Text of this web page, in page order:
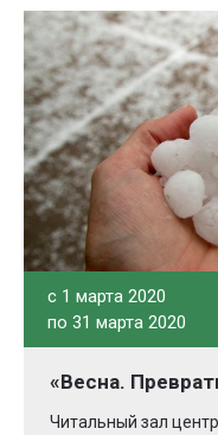
c 1 марта 2020
по 31 марта 2020
«Весна.
Читальный зал